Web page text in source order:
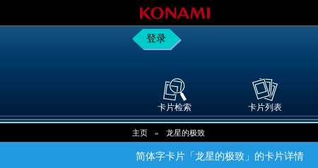
登录
卡片检索 卡片列表
主页 » 龙星的极致
简体字卡片「龙星的极致」的卡片详情